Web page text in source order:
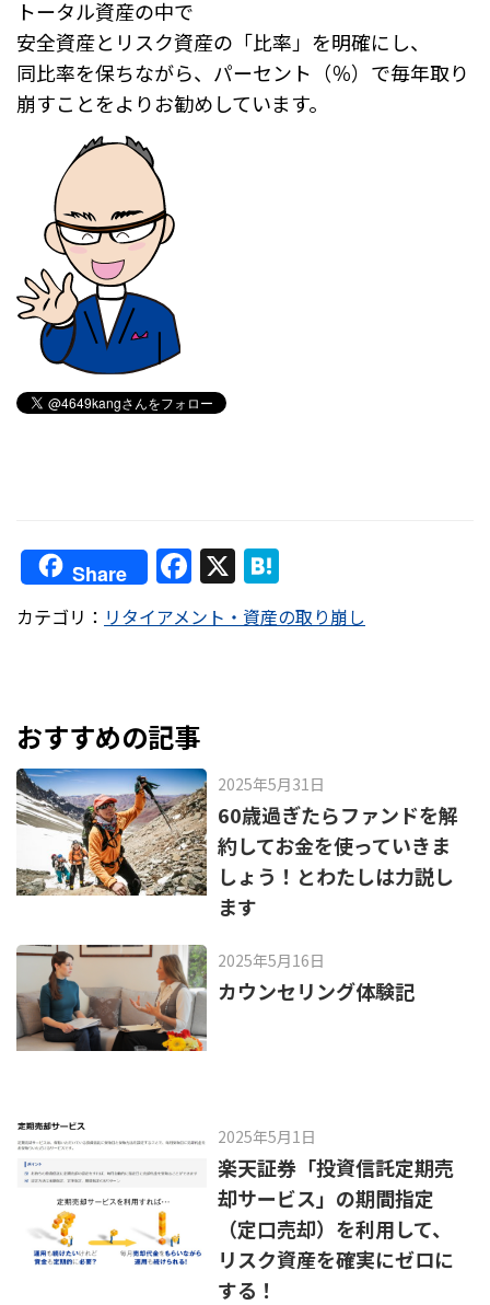
トータル資産の中で
安全資産とリスク資産の「比率」を明確にし、
同比率を保ちながら、パーセント（％）で毎年取り
崩すことをよりお勧めしています。
Share F
a
c
o
o
k
X
at
e
カテゴリ： リタイアメント・資産の取り崩し
おすすめの記事
2025年5月31日
60歳過ぎたらファンドを解
約してお金を使っていきま
しょう！とわたしは力説し
ます
2025年5月16日
カウンセリング体験記
2025年5月1日
楽天証券「投資信託定期売
却サービス」の期間指定
（定口売却）を利用して、
リスク資産を確実にゼロに
する！